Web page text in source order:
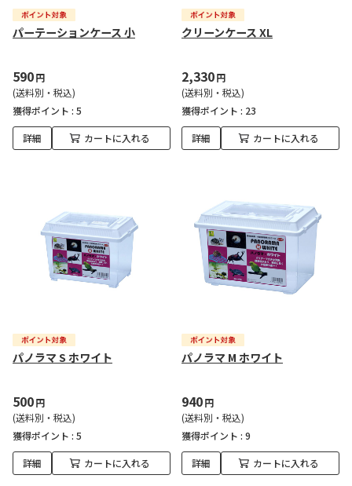
パーテーションケース 小
590円
(送料別・税込)
獲得ポイント : 5
詳細 カートに入れる
クリーンケース XL
2,330円
(送料別・税込)
獲得ポイント : 23
詳細 カートに入れる
パノラマ S ホワイト
500円
(送料別・税込)
獲得ポイント : 5
詳細 カートに入れる
パノラマ M ホワイト
940円
(送料別・税込)
獲得ポイント : 9
詳細 カートに入れる